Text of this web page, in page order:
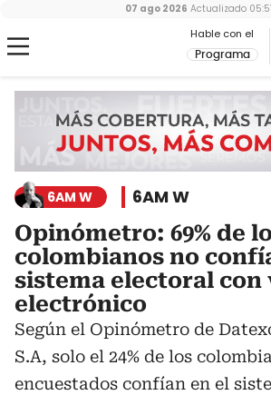
Hable con el
Programa
07 ago 2026 Actualizado 05:51
6AM W 6AM W
Opinómetro: 69% de
colombianos no
sistema electoral con
electrónico
Según el Opinómetro de
S.A, solo el 24% de los
encuestados confían en el